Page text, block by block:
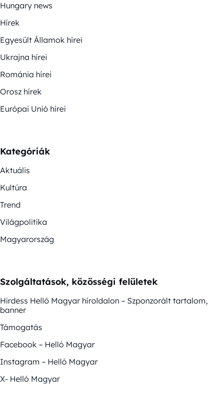
Hungary news
Hírek
Egyesült Államok hírei
Ukrajna hírei
Románia hírei
Orosz hírek
Európai Unió hírei
Kategóriák
Aktuális
Kultúra
Trend
Világpolitika
Magyarország
Szolgáltatások, közösségi felületek
Hirdess Helló Magyar híroldalon – Szponzorált tartalom,
banner
Támogatás
Facebook – Helló Magyar
Instagram – Helló Magyar
X- Helló Magyar